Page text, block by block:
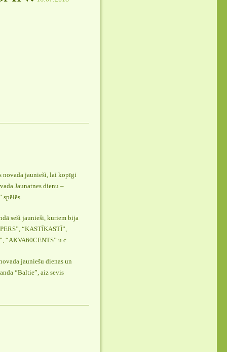
novada jaunieši, lai kopīgi
Jaunatnes dienu –
seši jaunieši, kuriem bija
“KASTĪKASTĪ”,
“AKVA60CENTS” u.c.
jauniešu dienas un
“Baltie”, aiz sevis